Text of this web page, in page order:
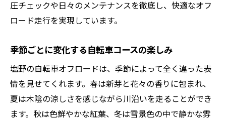
圧チェックや日々のメンテナンスを徹底し、快適なオフ
ロード走行を実現しています。
季節ごとに変化する自転車コースの楽しみ
塩野の自転車オフロードは、季節によって全く違った表
情を見せてくれます。春は新芽と花々の香りに包まれ、
夏は木陰の涼しさを感じながら川沿いを走ることができ
ます。秋は色鮮やかな紅葉、冬は雪景色の中で静かな雰